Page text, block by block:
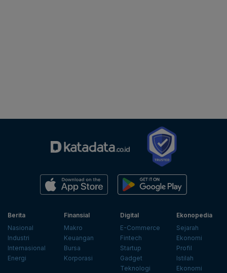
Berita
Nasional
Industri
Internasional
Energi
Finansial
Makro
Keuangan
Bursa
Korporasi
Digital
E-Commerce
Fintech
Startup
Gadget
Teknologi
Ekonopedia
Sejarah
Ekonomi
Profil
Istilah
Ekonomi